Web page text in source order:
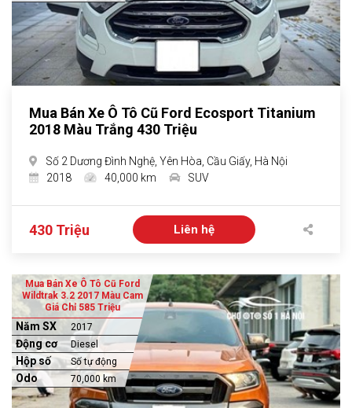
Mua Bán Xe Ô Tô Cũ Ford Ecosport Titanium
2018 Màu Trắng 430 Triệu
Số 2 Dương Đình Nghệ, Yên Hòa, Cầu Giấy, Hà Nội
2018
40,000 km SUV
430 Triệu Liên hệ
Mua Bán Xe Ô Tô Cũ Ford
Wildtrak 3.2 2017 Màu Cam
Giá Chỉ 585 Triệu
Năm SX 2017
Động cơ Diesel
Hộp số Số tự động
Odo 70,000 km